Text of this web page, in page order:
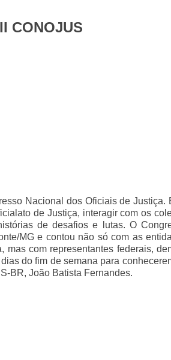
CONOJUS
Nacional dos Oficiais de Justiça.
de Justiça, interagir com os
de desafios e lutas. O
MG e contou não só com as
com representantes federais,
do fim de semana para
BR, João Batista Fernandes.